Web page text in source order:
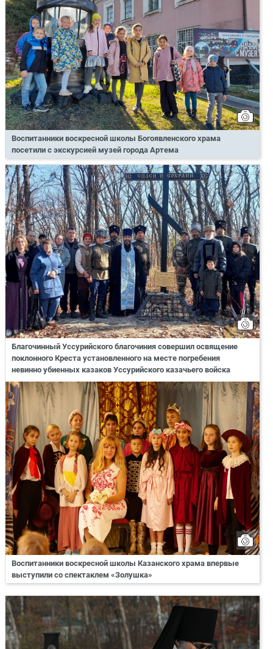
Воспитанники воскресной школы Богоявленского храма
посетили с экскурсией музей города Артема
Благочинный Уссурийского благочиния совершил освящение
поклонного Креста установленного на месте погребения
невинно убиенных казаков Уссурийского казачьего войска
Воспитанники воскресной школы Казанского храма впервые
выступили со спектаклем «Золушка»